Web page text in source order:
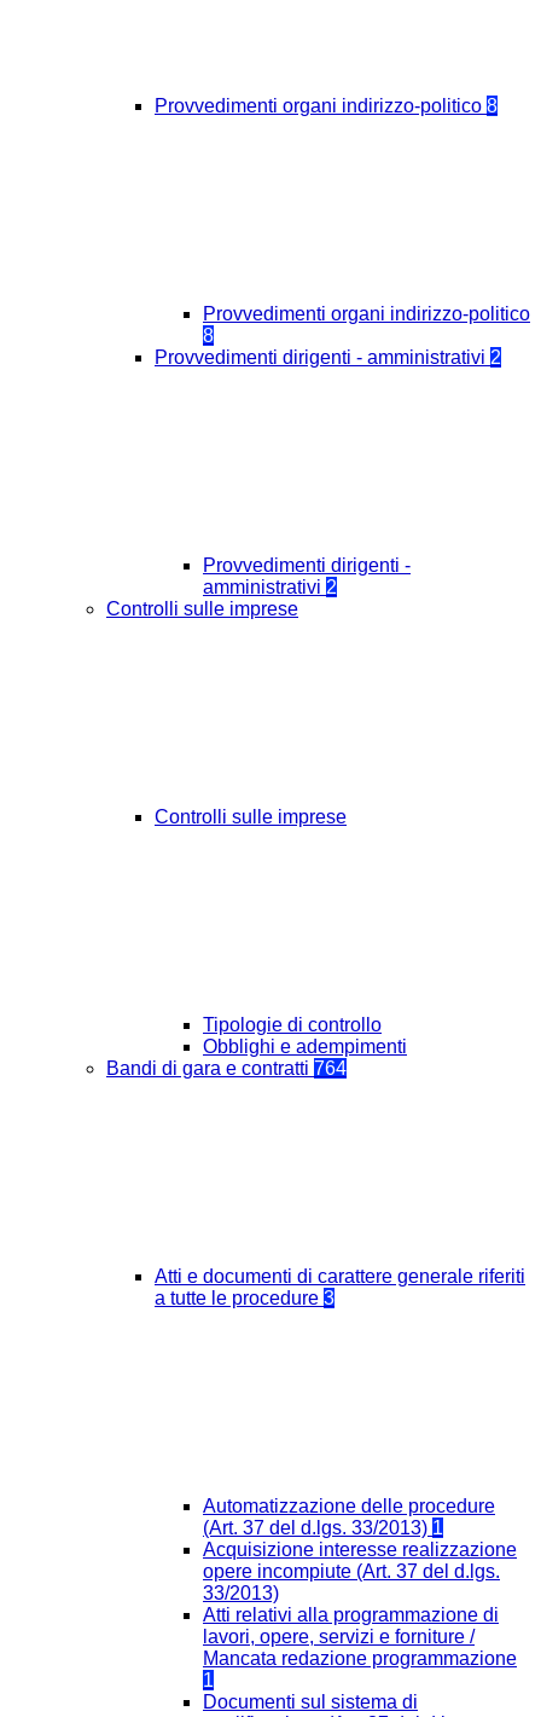
Provvedimenti organi indirizzo-politico 8
Provvedimenti organi indirizzo-politico
8
Provvedimenti dirigenti - amministrativi 2
Provvedimenti dirigenti -
amministrativi 2
Controlli sulle imprese
Controlli sulle imprese
Tipologie di controllo
Obblighi e adempimenti
Bandi di gara e contratti 764
Atti e documenti di carattere generale riferiti
a tutte le procedure 3
Automatizzazione delle procedure
(Art. 37 del d.lgs. 33/2013) 1
Acquisizione interesse realizzazione
opere incompiute (Art. 37 del d.lgs.
33/2013)
Atti relativi alla programmazione di
lavori, opere, servizi e forniture /
Mancata redazione programmazione
1
Documenti sul sistema di